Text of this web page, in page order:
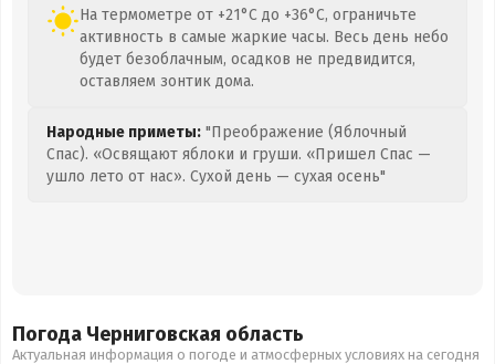
На термометре от +21°C до +36°C, ограничьте
активность в самые жаркие часы. Весь день небо
будет безоблачным, осадков не предвидится,
оставляем зонтик дома.
Народные приметы: "Преображение (Яблочный
Спас). «Освящают яблоки и груши. «Пришел Спас —
ушло лето от нас». Сухой день — сухая осень"
Погода Черниговская область
Актуальная информация о погоде и атмосферных условиях на сегодня